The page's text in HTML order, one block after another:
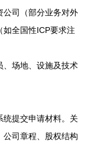
公司（部分业务对外
如全国性ICP要求注
、场地、设施及技术
统提交申请材料。关
司章程、股权结构